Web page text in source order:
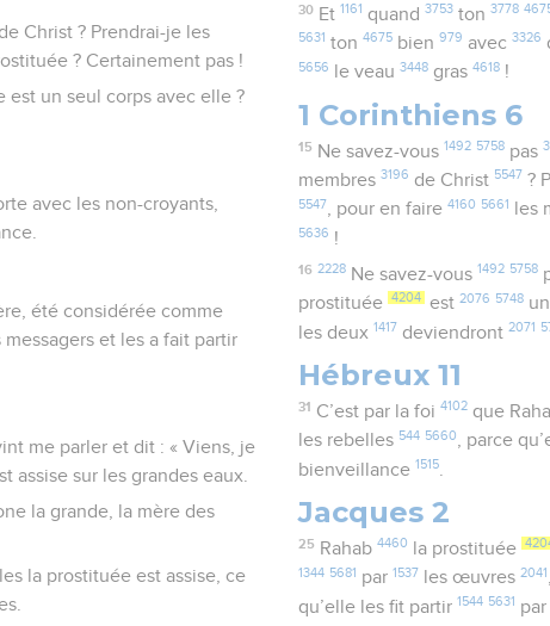
Christ ? Prendrai-je les
? Certainement pas !
est un seul corps avec elle ?
avec les non-croyants,
été considérée comme
et les a fait partir
me parler et dit : « Viens, je
sur les grandes eaux.
la grande, la mère des
la prostituée est assise, ce
30 Et 1161 quand 3753ton 3778
5631 ton4675 bien979 avec3326
5656 le veau3448 gras4618 !
1 Corinthiens 6
15 Ne savez-vous 1492 5758pas
membres3196 de Christ 5547 ?
5547, pour en faire4160 5661 les
5636 !
16 2228Ne savez-vous 1492 5758
prostituée 4204 est2076 5748
les deux 1417 deviendront2071
Hébreux 11
31 C’est par la foi 4102que
les rebelles 544 5660, parce
bienveillance 1515
Jacques 2
25 Rahab 4460 la prostituée
1344 5681 par1537 les œuvres2041
qu’elle les fit partir 1544 5631